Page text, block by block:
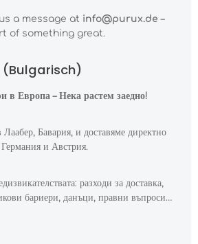
a message at info@purux.de –
of something great.
(Bulgarisch)
в Европа – Нека растем заедно!
Бавария, и доставяме директно
и Австрия.
разходи за доставка,
бариери, данъци, правни въпроси…